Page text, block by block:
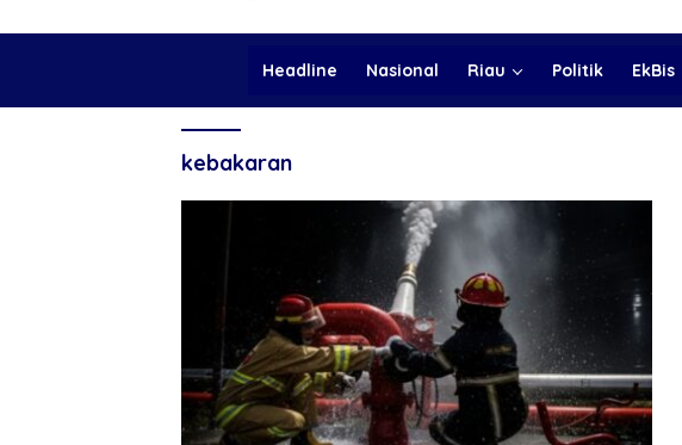
Headline Nasional Riau Politik EkBis
kebakaran